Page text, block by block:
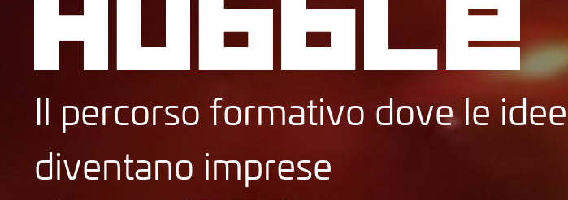
Il percorso formativo dove le idee
diventano imprese